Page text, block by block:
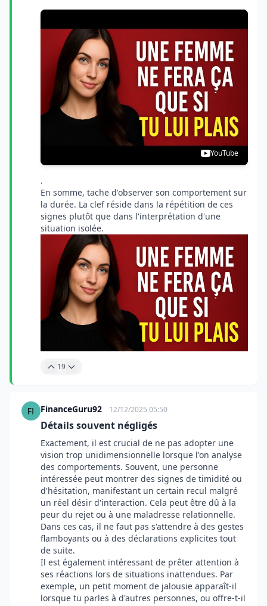
YouTube
.
En somme, tache d'observer son comportement sur
la durée. La clef réside dans la répétition de ces
signes plutôt que dans l'interprétation d'une
situation isolée.
19
FinanceGuru92 12/12/2025 05:50
Détails souvent négligés
Exactement, il est crucial de ne pas adopter une
vision trop unidimensionnelle lorsque l'on analyse
des comportements. Souvent, une personne
intéressée peut montrer des signes de timidité ou
d'hésitation, manifestant un certain recul malgré
un réel désir d'interaction. Cela peut être dû à la
peur du rejet ou à une maladresse relationnelle.
Dans ces cas, il ne faut pas s'attendre à des gestes
flamboyants ou à des déclarations explicites tout
de suite.
Il est également intéressant de prêter attention à
ses réactions lors de situations inattendues. Par
exemple, un petit moment de jalousie apparaît-il
lorsque tu parles à d'autres personnes, ou offre-t-il